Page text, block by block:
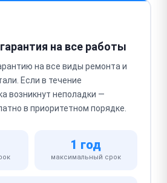
на все работы
на все виды ремонта и
Если в течение
возникнут неполадки —
в приоритетном порядке.
1 год
максимальный срок